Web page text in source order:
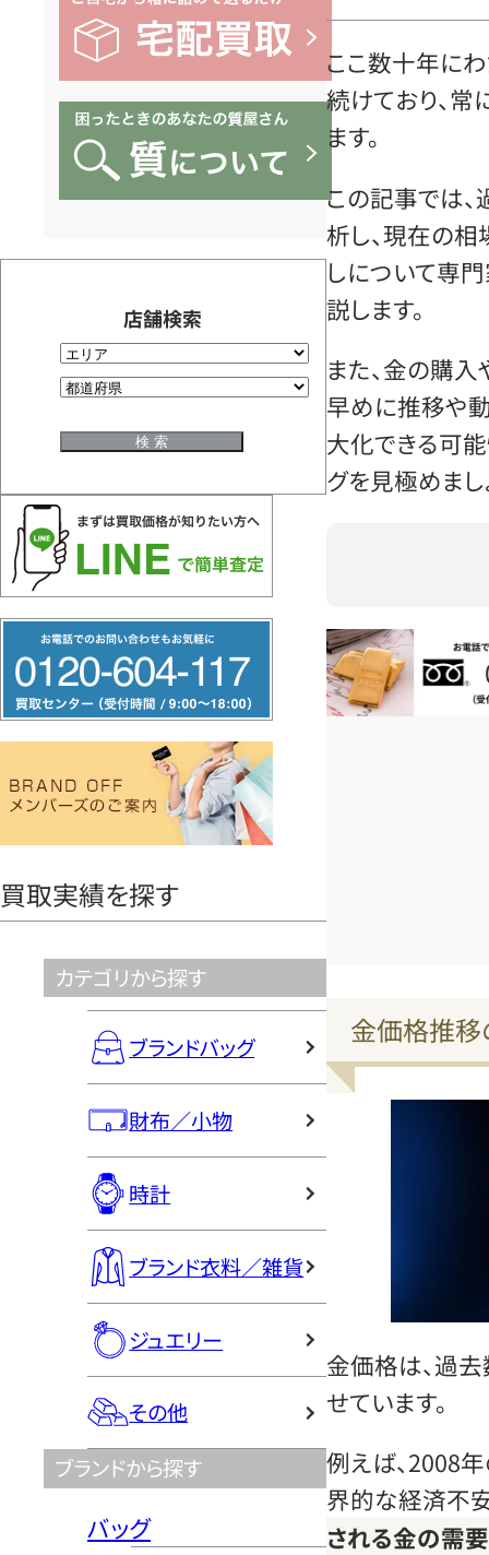
店舗検索
リ
ー
ヤ
買取実績を探す
カテゴリから探す
ブランドバッグ
財布／小物
時計
ブランド衣料／雑貨
ジュエリー
その他
ブランドから探す
バッグ
ここ数十年に
続けており、
ます。
この記事では
析し、現在の
しについて専
説します。
また、金の購
早めに推移や
大化できる可
グを見極めまし
お電話問い
金価格推
金価格は、過
せています。
例えば、2008
界的な経済不
される金の需